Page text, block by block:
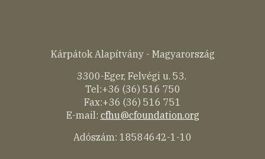
Kárpátok Alapítvány - Magyarország
3300-Eger, Felvégi u. 53.
Tel:+36 (36) 516 750
Fax:+36 (36) 516 751
E-mail: cfhu@cfoundation.org
Adószám: 18584642-1-10